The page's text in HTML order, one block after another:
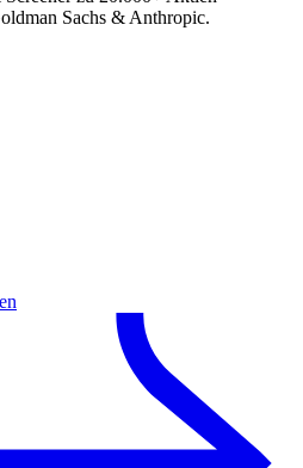
Sachs & Anthropic.